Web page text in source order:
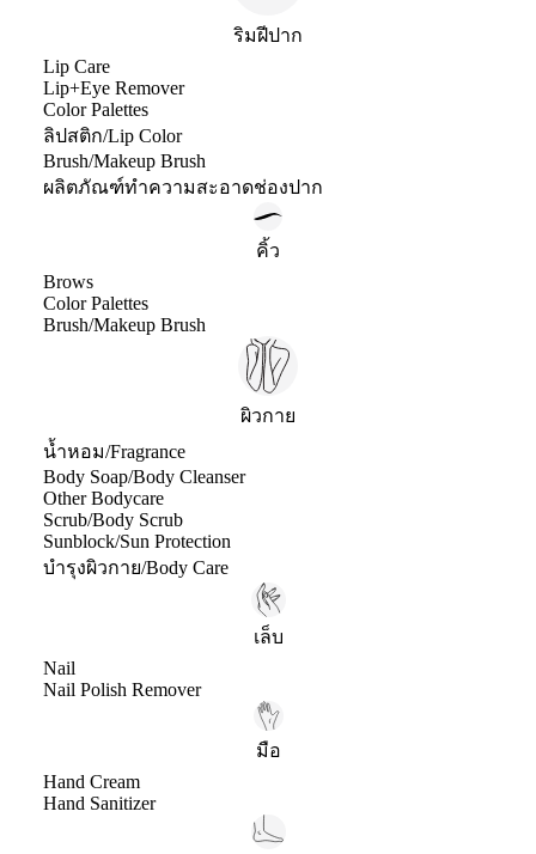
ริมฝีปาก
Lip Care
Lip+Eye Remover
Color Palettes
ลิปสติก/Lip Color
Brush/Makeup Brush
ผลิตภัณฑ์ทำความสะอาดช่องปาก
คิ้ว
Brows
Color Palettes
Brush/Makeup Brush
ผิวกาย
น้ำหอม/Fragrance
Body Soap/Body Cleanser
Other Bodycare
Scrub/Body Scrub
Sunblock/Sun Protection
บำรุงผิวกาย/Body Care
เล็บ
Nail
Nail Polish Remover
มือ
Hand Cream
Hand Sanitizer